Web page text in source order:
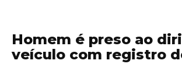
Homem é preso ao
veículo com registro